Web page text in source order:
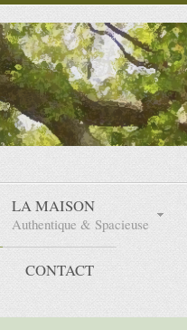
LA MAISON
Authentique & Spacieuse
CONTACT